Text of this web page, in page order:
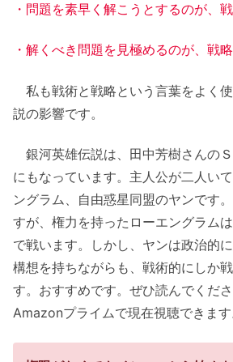
・問題を素早く解こうとするのが、
・解くべき問題を見極めるのが、戦
私も戦術と戦略という言葉をよく
説の影響です。
銀河英雄伝説は、田中芳樹さんの
にもなっています。主人公が二人い
ングラム、自由惑星同盟のヤンです
すが、権力を持ったローエングラム
で戦います。しかし、ヤンは政治的
構想を持ちながらも、戦術的にしか
す。おすすめです。ぜひ読んでくださ
Amazonプライムで現在視聴できます